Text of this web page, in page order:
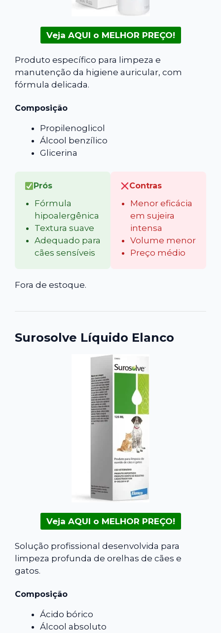
Veja AQUI o MELHOR PREÇO!
Produto específico para limpeza e
manutenção da higiene auricular, com
fórmula delicada.
Composição
Propilenoglicol
Álcool benzílico
Glicerina
Prós
Fórmula
hipoalergênica
Textura suave
Adequado para
cães sensíveis
Contras
Menor eficácia
em sujeira
intensa
Volume menor
Preço médio
Fora de estoque.
Surosolve Líquido Elanco
Veja AQUI o MELHOR PREÇO!
Solução profissional desenvolvida para
limpeza profunda de orelhas de cães e
gatos.
Composição
Ácido bórico
Álcool absoluto